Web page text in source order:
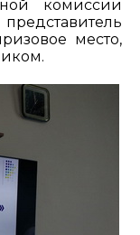
комиссии
место,